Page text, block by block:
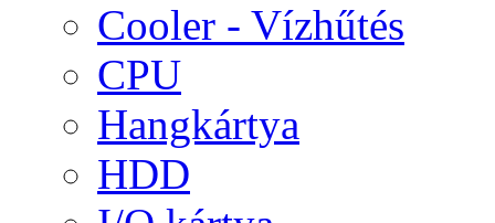
Cooler - Vízhűtés
CPU
Hangkártya
HDD